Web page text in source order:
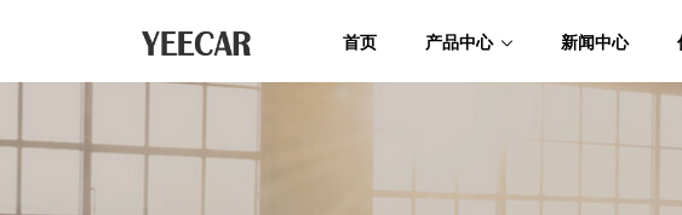
首页 产品中心 新闻中心